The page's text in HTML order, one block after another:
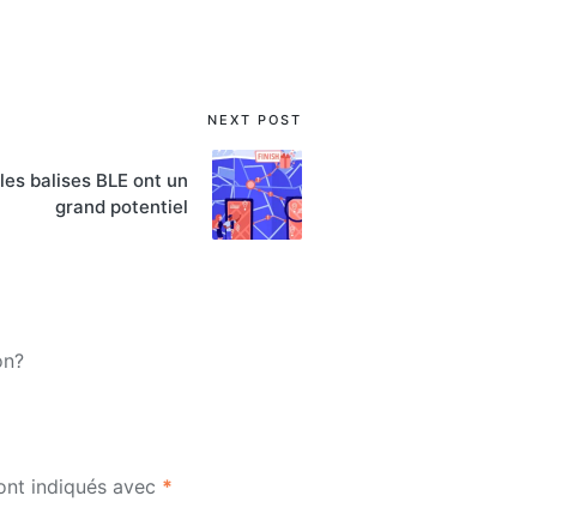
NEXT POST
balises BLE ont un
grand potentiel
indiqués avec *